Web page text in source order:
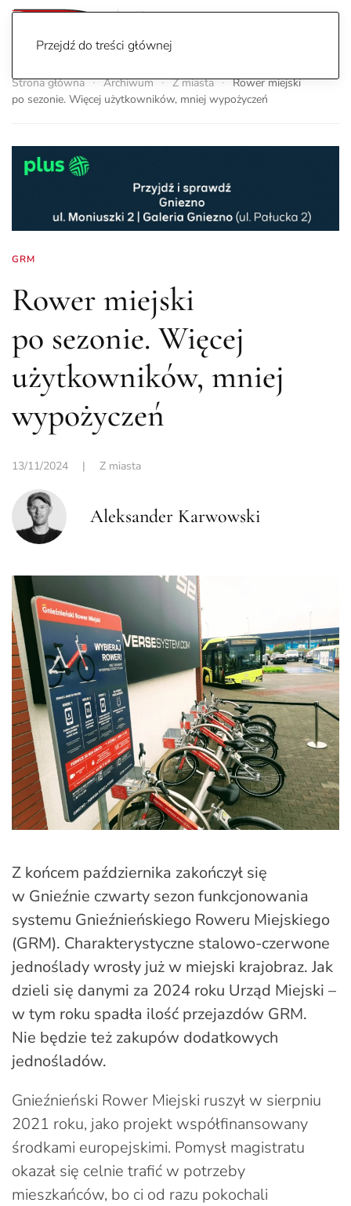
Przejdź do treści głównej
Strona główna Archiwum Z miasta
Rower miejski
po sezonie. Więcej użytkowników, mniej wypożyczeń
GRM
Rower miejski
po sezonie. Więcej
użytkowników, mniej
wypożyczeń
13/11/2024 | Z miasta
Aleksander Karwowski
Z końcem października zakończył się
w Gnieźnie czwarty sezon funkcjonowania
systemu Gnieźnieńskiego Roweru Miejskiego
(GRM). Charakterystyczne stalowo-czerwone
jednoślady wrosły już w miejski krajobraz. Jak
dzieli się danymi za 2024 roku Urząd Miejski –
w tym roku spadła ilość przejazdów GRM.
Nie będzie też zakupów dodatkowych
jednośladów.
Gnieźnieński Rower Miejski ruszył w sierpniu
2021 roku, jako projekt współfinansowany
środkami europejskimi. Pomysł magistratu
okazał się celnie trafić w potrzeby
mieszkańców, bo ci od razu pokochali